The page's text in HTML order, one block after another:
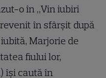
o în „Vin iubiri
în sfârşit după
Marjorie de
fiului lor,
îşi caută în